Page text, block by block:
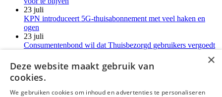
23 juli
KPN introduceert 5G-thuisabonnement met veel haken en
ogen
23 juli
Consumentenbond wil dat Thuisbezorgd gebruikers vergoedt
21 juli
LG-monitoren installeren reclamesoftware zonder melding
Meer kort nieuws
×
Deze website maakt gebruik van
cookies.
We gebruiken cookies om inhoud en advertenties te personaliseren